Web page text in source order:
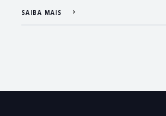
SAIBA MAIS